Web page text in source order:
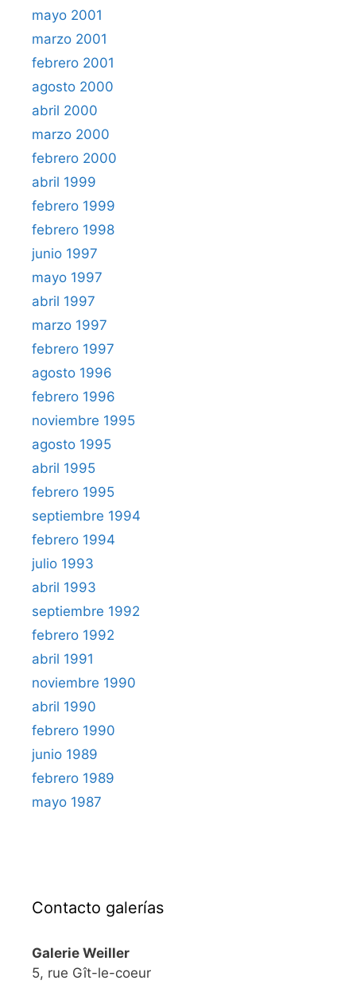
mayo 2001
marzo 2001
febrero 2001
agosto 2000
abril 2000
marzo 2000
febrero 2000
abril 1999
febrero 1999
febrero 1998
junio 1997
mayo 1997
abril 1997
marzo 1997
febrero 1997
agosto 1996
febrero 1996
noviembre 1995
agosto 1995
abril 1995
febrero 1995
septiembre 1994
febrero 1994
julio 1993
abril 1993
septiembre 1992
febrero 1992
abril 1991
noviembre 1990
abril 1990
febrero 1990
junio 1989
febrero 1989
mayo 1987
Contacto galerías
Galerie Weiller
5, rue Gît-le-coeur